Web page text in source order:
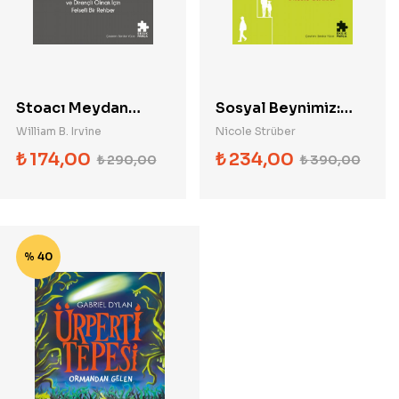
Stoacı Meydan
Okuma: Daha
Sağlam, Sakin ve
Dirençli Olmak İçin
William B. Irvine
₺290,00
₺174,00
Sosyal Beynimiz:
Neden Daha Fazla
Birlikteliğe
İhtiyacımız Var?
Nicole Strüber
₺390,00
₺234,00
% 40